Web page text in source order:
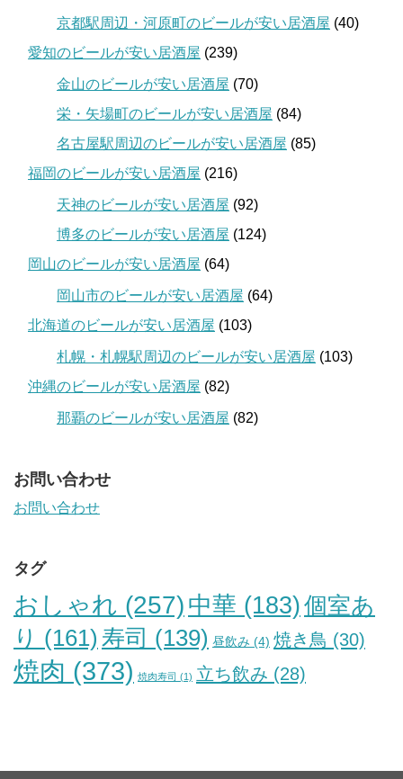
京都駅周辺・河原町のビールが安い居酒屋 (40)
愛知のビールが安い居酒屋 (239)
金山のビールが安い居酒屋 (70)
栄・矢場町のビールが安い居酒屋 (84)
名古屋駅周辺のビールが安い居酒屋 (85)
福岡のビールが安い居酒屋 (216)
天神のビールが安い居酒屋 (92)
博多のビールが安い居酒屋 (124)
岡山のビールが安い居酒屋 (64)
岡山市のビールが安い居酒屋 (64)
北海道のビールが安い居酒屋 (103)
札幌・札幌駅周辺のビールが安い居酒屋 (103)
沖縄のビールが安い居酒屋 (82)
那覇のビールが安い居酒屋 (82)
お問い合わせ
お問い合わせ
タグ
おしゃれ (257) 中華 (183)個室あ
り (161) 寿司 (139) 昼飲み (4) 焼き鳥 (30)
焼肉 (373) 焼肉寿司 (1) 立ち飲み (28)